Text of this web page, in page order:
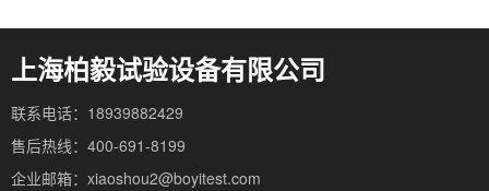
上海柏毅试验设备有限公司
联系电话：18939882429
售后热线：400-691-8199
企业邮箱：xiaoshou2@boyitest.com